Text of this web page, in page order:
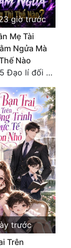
giờ trước
Mẹ Tài
Ngửa Mà
Nào
Chương 915 Đạo lí đối nhân xử thế! Ta biết làm cơm là chuyện rất kỳ quái sao?
trước
Trên